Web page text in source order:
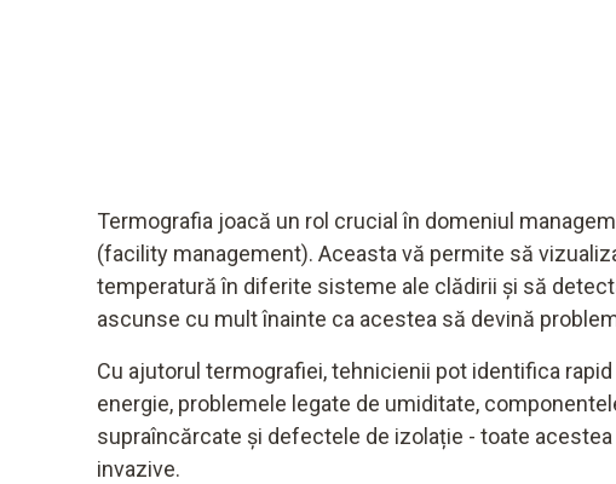
Termografia joacă un rol crucial în domeniul
(facility management). Aceasta vă permite să
temperatură în diferite sisteme ale clădirii și să
ascunse cu mult înainte ca acestea să devină
Cu ajutorul termografiei, tehnicienii pot identifica
energie, problemele legate de umiditate,
supraîncărcate și defectele de izolație - toate
invazive.